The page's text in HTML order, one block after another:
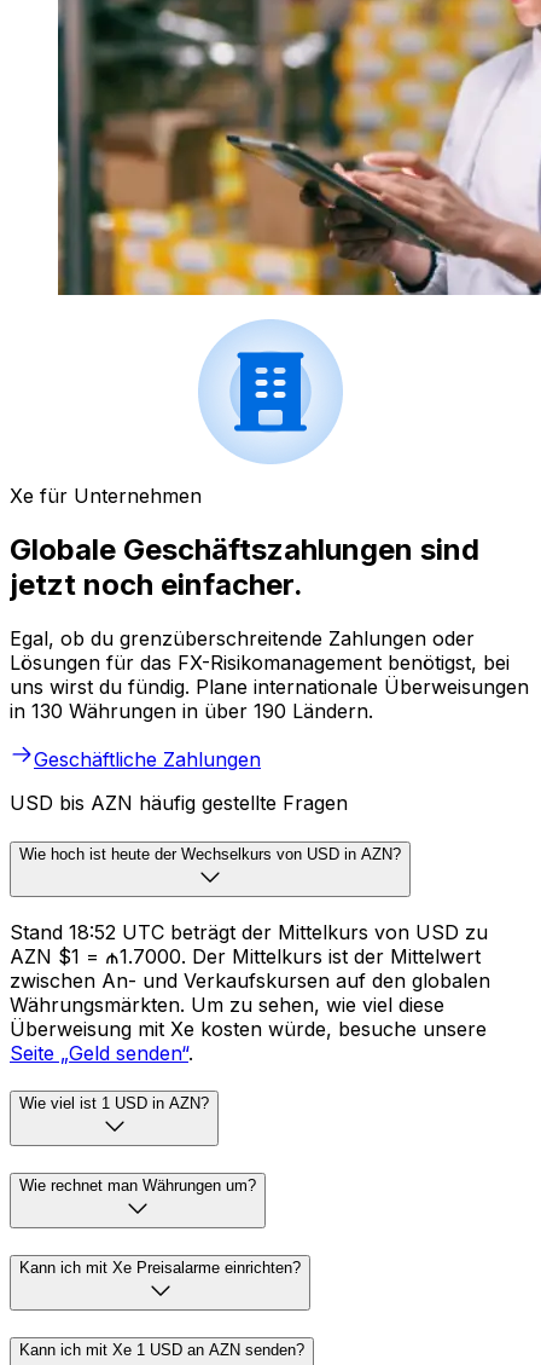
Xe für Unternehmen
Globale Geschäftszahlungen sind
jetzt noch einfacher.
Egal, ob du grenzüberschreitende Zahlungen oder
Lösungen für das FX-Risikomanagement benötigst, bei
uns wirst du fündig. Plane internationale Überweisungen
in 130 Währungen in über 190 Ländern.
Geschäftliche Zahlungen
USD bis AZN häufig gestellte Fragen
Wie hoch ist heute der Wechselkurs von USD in AZN?
Stand 18:52 UTC beträgt der Mittelkurs von USD zu
AZN $1 = ₼1.7000. Der Mittelkurs ist der Mittelwert
zwischen An- und Verkaufskursen auf den globalen
Währungsmärkten. Um zu sehen, wie viel diese
Überweisung mit Xe kosten würde, besuche unsere
Seite „Geld senden“.
Wie viel ist 1 USD in AZN?
Wie rechnet man Währungen um?
Kann ich mit Xe Preisalarme einrichten?
Kann ich mit Xe 1 USD an AZN senden?